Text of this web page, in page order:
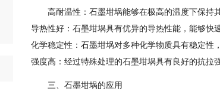
高耐温性：石墨坩埚能够在极高的温度下保持
导热性好：石墨坩埚具有优异的导热性能，能够快
化学稳定性：石墨坩埚对多种化学物质具有稳定性
强度高：经过特殊处理的石墨坩埚具有良好的抗拉
三、石墨坩埚的应用